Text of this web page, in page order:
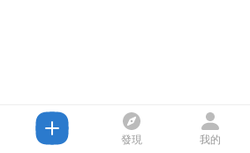
發現 我的